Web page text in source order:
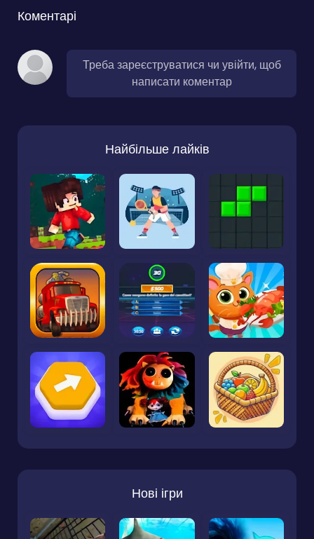
Коментарі
Треба зареєструватися чи увійти, щоб
написати коментар
Найбільше лайків
Нові ігри